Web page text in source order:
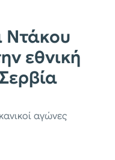
Ντάκου
εθνική
αγώνες